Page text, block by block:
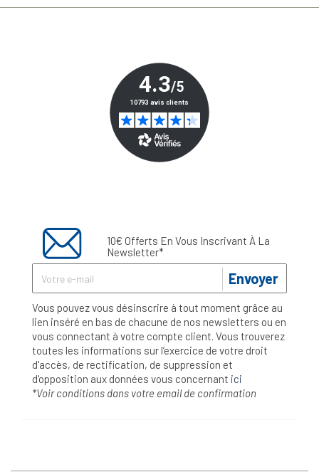
10€ Offerts En Vous Inscrivant À La
Newsletter*
Envoyer
Vous pouvez vous désinscrire à tout moment grâce au
lien inséré en bas de chacune de nos newsletters ou en
vous connectant à votre compte client. Vous trouverez
toutes les informations sur l’exercice de votre droit
d'accès, de rectification, de suppression et
d'opposition aux données vous concernant ici
*Voir conditions dans votre email de confirmation